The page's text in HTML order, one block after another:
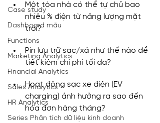
Case study
Dashboard mẫu
Functions
Marketing Analytics
Financial Analytics
Sales Analytics
HR Analytics
Series Phân tích dữ liệu kinh doanh
Một tòa nhà có thể tự chủ bao
nhiêu % điện từ năng lượng mặt
trời?
Pin lưu trữ sạc/xả như thế nào để
tiết kiệm chi phí tối đa?
Hoạt động sạc xe điện (EV
charging) ảnh hưởng ra sao đến
hóa đơn hàng tháng?